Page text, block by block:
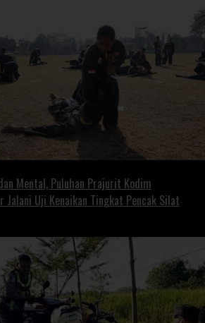
Mental, Puluhan Prajurit Kodim
Uji Kenaikan Tingkat Pencak Silat